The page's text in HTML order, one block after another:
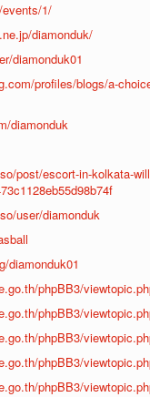
1/
diamonduk/
diamonduk01
profiles/blogs/a-
diamonduk
post/escort-in-kolkata-
user/diamonduk
diamonduk01
phpBB3/
phpBB3/
phpBB3/
phpBB3/
phpBB3/